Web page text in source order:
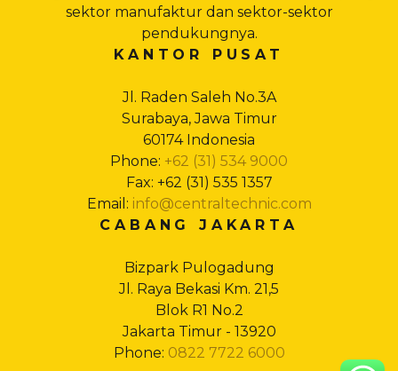
sektor manufaktur dan sektor-sektor
pendukungnya.
KANTOR PUSAT
Jl. Raden Saleh No.3A
Surabaya, Jawa Timur
60174 Indonesia
Phone: +62 (31) 534 9000
Fax: +62 (31) 535 1357
Email: info@centraltechnic.com
CABANG JAKARTA
Bizpark Pulogadung
Jl. Raya Bekasi Km. 21,5
Blok R1 No.2
Jakarta Timur - 13920
Phone: 0822 7722 6000